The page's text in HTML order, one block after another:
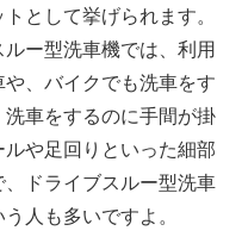
として挙げられます。
ー型洗車機では、利用
、バイクでも洗車をす
車をするのに手間が掛
や足回りといった細部
ドライブスルー型洗車
人も多いですよ。